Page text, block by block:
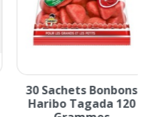
30 Sachets Bonbons
Haribo Tagada 120